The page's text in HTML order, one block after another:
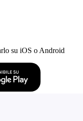
su iOS o Android